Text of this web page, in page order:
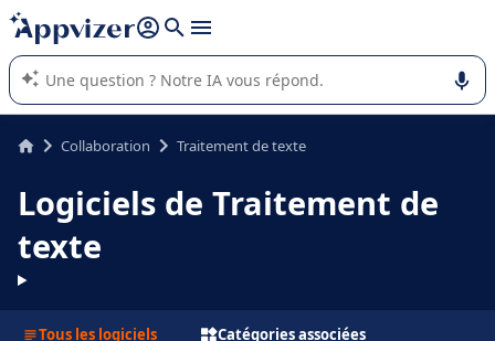
répondre (plusieurs lignes avec
L'IA de Appvizer vous guide dans l'utilisation ou la sélection de
logiciel SaaS en entreprise.
Collaboration Traitement de texte
Logiciels de Traitement de
texte
Tous les logiciels Catégories associées